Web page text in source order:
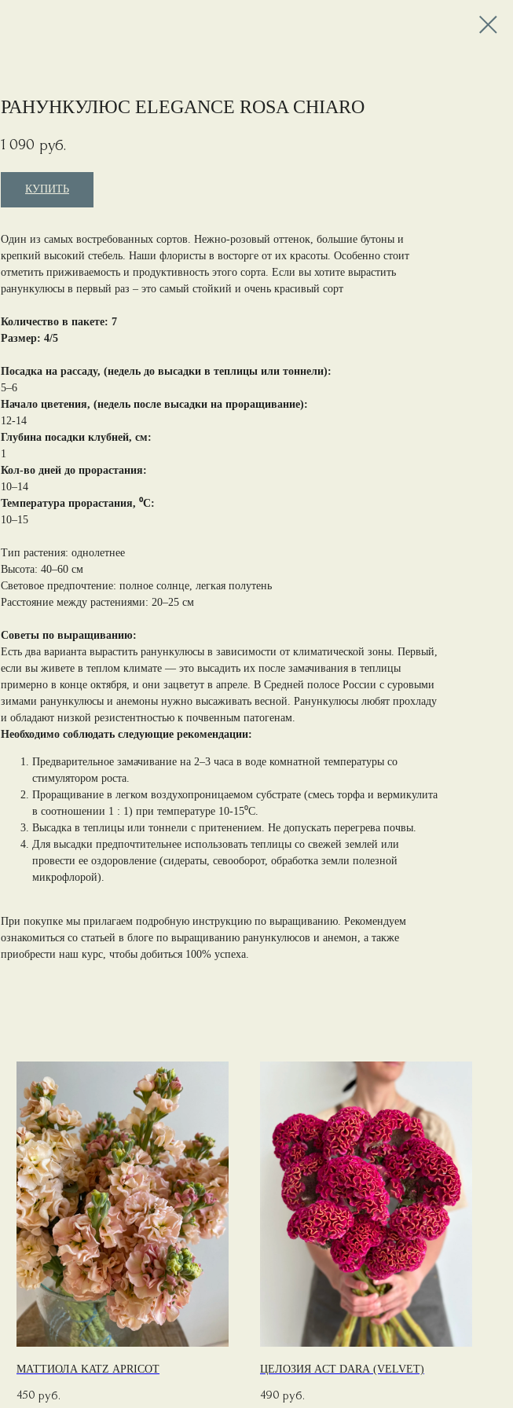
РАНУНКУЛЮС ELEGANCE ROSA CHIARO
1 090 руб.
КУПИТЬ
Один из самых востребованных сортов. Нежно-розовый оттенок, большие бутоны и
крепкий высокий стебель. Наши флористы в восторге от их красоты. Особенно стоит
отметить приживаемость и продуктивность этого сорта. Если вы хотите вырастить
ранункулюсы в первый раз – это самый стойкий и очень красивый сорт
Количество в пакете: 7
Размер: 4/5
Посадка на рассаду, (недель до высадки в теплицы или тоннели):
5–6
Начало цветения, (недель после высадки на проращивание):
12-14
Глубина посадки клубней, см:
1
Кол-во дней до прорастания:
10–14
Температура прорастания, ⁰С:
10–15
Тип растения: однолетнее
Высота: 40–60 см
Световое предпочтение: полное солнце, легкая полутень
Расстояние между растениями: 20–25 см
Советы по выращиванию:
Есть два варианта вырастить ранункулюсы в зависимости от климатической зоны. Первый,
если вы живете в теплом климате — это высадить их после замачивания в теплицы
примерно в конце октября, и они зацветут в апреле. В Средней полосе России с суровыми
зимами ранункулюсы и анемоны нужно высаживать весной. Ранункулюсы любят прохладу
и обладают низкой резистентностью к почвенным патогенам.
Необходимо соблюдать следующие рекомендации:
Предварительное замачивание на 2–3 часа в воде комнатной температуры со
стимулятором роста.
Проращивание в легком воздухопроницаемом субстрате (смесь торфа и вермикулита
в соотношении 1 : 1) при температуре 10-15⁰С.
Высадка в теплицы или тоннели с притенением. Не допускать перегрева почвы.
Для высадки предпочтительнее использовать теплицы со свежей землей или
провести ее оздоровление (сидераты, севооборот, обработка земли полезной
микрофлорой).
При покупке мы прилагаем подробную инструкцию по выращиванию. Рекомендуем
ознакомиться со статьей в блоге по выращиванию ранункулюсов и анемон, а также
приобрести наш курс, чтобы добиться 100% успеха.
МАТТИОЛА KATZ APRICOT
450 руб.
ЦЕЛОЗИЯ ACT DARA (VELVET)
490 руб.